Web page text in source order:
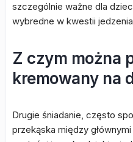
szczególnie ważne dla
wybredne w kwestii
Z czym można
kremowany na
Drugie śniadanie, często
przekąska między